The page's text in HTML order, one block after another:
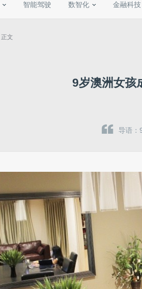
智能驾驶 数智化 金融科技
正文
9岁澳洲女孩
导语：